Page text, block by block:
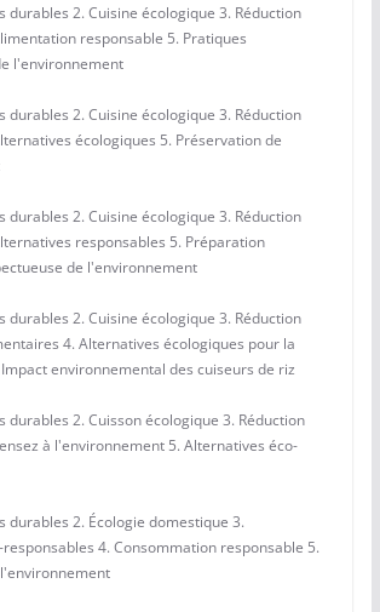
durables 2. Cuisine écologique 3. Réduction
responsable 5. Pratiques
l'environnement
durables 2. Cuisine écologique 3. Réduction
écologiques 5. Préservation de
durables 2. Cuisine écologique 3. Réduction
responsables 5. Préparation
de l'environnement
durables 2. Cuisine écologique 3. Réduction
4. Alternatives écologiques pour la
environnemental des cuiseurs de riz
durables 2. Cuisson écologique 3. Réduction
à l'environnement 5. Alternatives éco-
durables 2. Écologie domestique 3.
4. Consommation responsable 5.